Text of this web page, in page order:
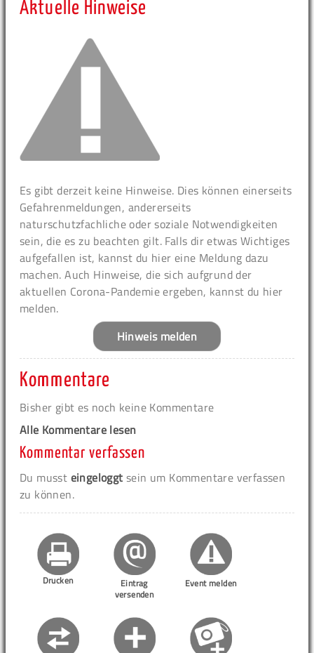
Aktuelle Hinweise
Es gibt derzeit keine Hinweise. Dies können einerseits
Gefahrenmeldungen, andererseits
naturschutzfachliche oder soziale Notwendigkeiten
sein, die es zu beachten gilt. Falls dir etwas Wichtiges
aufgefallen ist, kannst du hier eine Meldung dazu
machen. Auch Hinweise, die sich aufgrund der
aktuellen Corona-Pandemie ergeben, kannst du hier
melden.
Hinweis melden
Kommentare
Bisher gibt es noch keine Kommentare
Alle Kommentare lesen
Kommentar verfassen
Du musst eingeloggt sein um Kommentare verfassen
zu können.
Drucken
Eintrag
versenden
Event melden